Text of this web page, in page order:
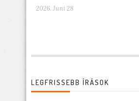
2026. Juni 28
LEGFRISSEBB ÍRÁSOK